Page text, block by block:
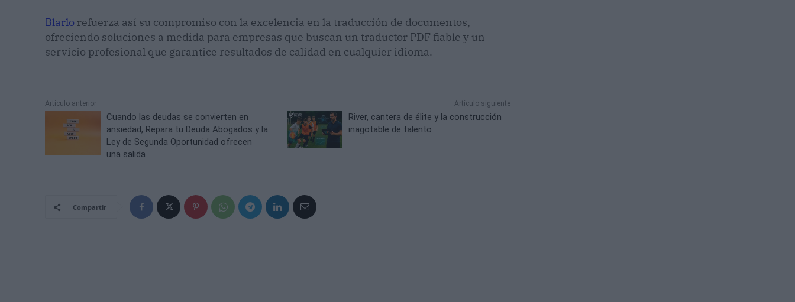
Blarlo refuerza así su compromiso con la excelencia en la traducción de documentos,
ofreciendo soluciones a medida para empresas que buscan un traductor PDF fiable y un
servicio profesional que garantice resultados de calidad en cualquier idioma.
Artículo anterior
Cuando las deudas se convierten en
ansiedad, Repara tu Deuda Abogados y la
Ley de Segunda Oportunidad ofrecen
una salida
Artículo siguiente
River, cantera de élite y la construcción
inagotable de talento
Compartir